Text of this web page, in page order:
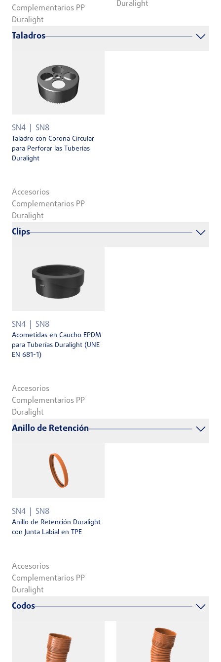
Complementarios PP
Duralight
Duralight
Taladros
SN4 SN8
Taladro con Corona Circular
para Perforar las Tuberías
Duralight
Accesorios
Complementarios PP
Duralight
Clips
SN4 SN8
Acometidas en Caucho EPDM
para Tuberías Duralight (UNE
EN 681-1)
Accesorios
Complementarios PP
Duralight
Anillo de Retención
SN4 SN8
Anillo de Retención Duralight
con Junta Labial en TPE
Accesorios
Complementarios PP
Duralight
Codos